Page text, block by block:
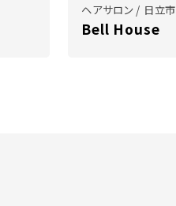
ヘアサロン / 日立市
Bell House